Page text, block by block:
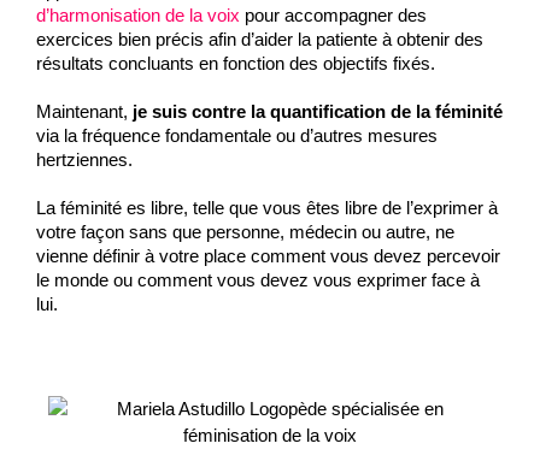
d’harmonisation de la voix pour accompagner des
exercices bien précis afin d’aider la patiente à obtenir des
résultats concluants en fonction des objectifs fixés.
Maintenant, je suis contre la quantification de la féminité
via la fréquence fondamentale ou d’autres mesures
hertziennes.
La féminité es libre, telle que vous êtes libre de l’exprimer à
votre façon sans que personne, médecin ou autre, ne
vienne définir à votre place comment vous devez percevoir
le monde ou comment vous devez vous exprimer face à
lui.